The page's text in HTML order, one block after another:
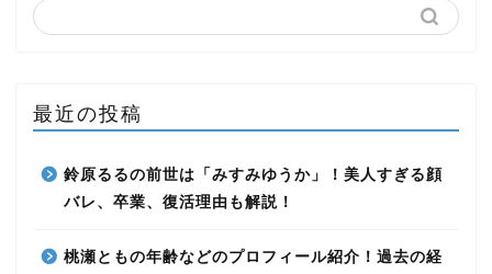
最近の投稿
鈴原るるの前世は「みすみゆうか」！美人すぎる顔
バレ、卒業、復活理由も解説！
桃瀬ともの年齢などのプロフィール紹介！過去の経